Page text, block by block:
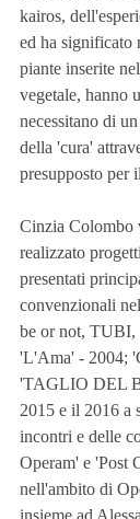
kairos,
ed ha significato
piante inserite
vegetale, hanno
necessitano di
della 'cura'
presupposto per
Cinzia Colombo
realizzato
presentati
convenzionali
be or not, TUBI,
'L'Ama' - 2004;
'TAGLIO DEL
2015 e il 2016 a
incontri e delle
Operam' e 'Post
nell'ambito di
insieme ad